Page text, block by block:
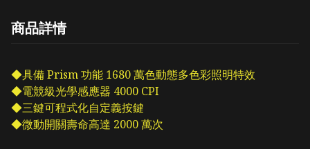
商品詳情
◆具備 Prism 功能 1680 萬色動態多色彩照明特效
◆電競級光學感應器 4000 CPI
◆三鍵可程式化自定義按鍵
◆微動開關壽命高達 2000 萬次